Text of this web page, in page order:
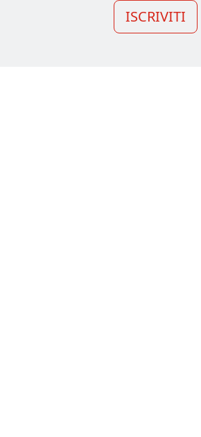
ISCRIVITI